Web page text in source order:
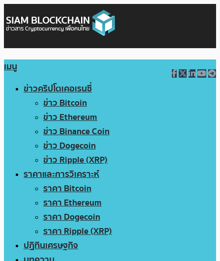
เมนู
ข่าวคริปโตเคอเรนซี่
ข่าว Bitcoin
ข่าว Ethereum
ข่าว Binance Coin
ข่าว Dogecoin
ข่าว Ripple (XRP)
ราคาและการวิเคราะห์
ราคา Bitcoin
ราคา Ethereum
ราคา Dogecoin
ราคา Ripple (XRP)
ปฏิทินเศรษฐกิจ